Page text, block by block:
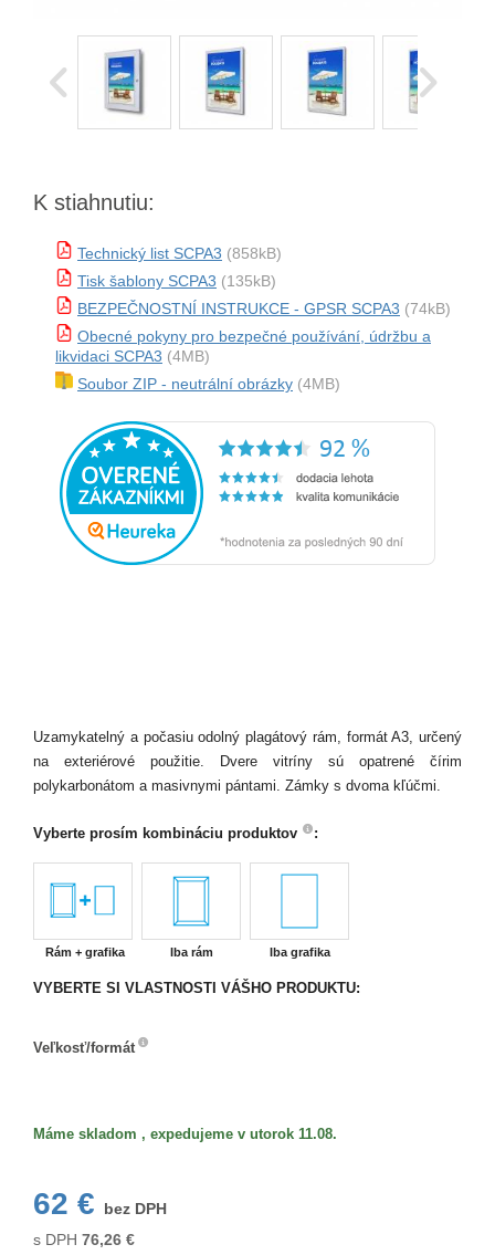
K stiahnutiu:
Technický list SCPA3 (858kB)
Tisk šablony SCPA3 (135kB)
BEZPEČNOSTNÍ INSTRUKCE - GPSR SCPA3 (74kB)
Obecné pokyny pro bezpečné používání, údržbu a
likvidaci SCPA3 (4MB)
Soubor ZIP - neutrální obrázky (4MB)
Uzamykatelný a počasiu odolný plagátový rám, formát A3, určený
na exteriérové použitie. Dvere vitríny sú opatrené čírim
polykarbonátom a masivnymi pántami. Zámky s dvoma kľúčmi.
Vyberte prosím kombináciu produktov :
Rám + grafika Iba rám Iba grafika
VYBERTE SI VLASTNOSTI VÁŠHO PRODUKTU:
Veľkosť/formát
Máme skladom , expedujeme v utorok 11.08.
62 €
bez DPH
s DPH 76,26 €